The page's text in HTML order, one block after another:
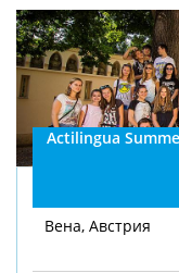
Actilingua
Вена, Австрия